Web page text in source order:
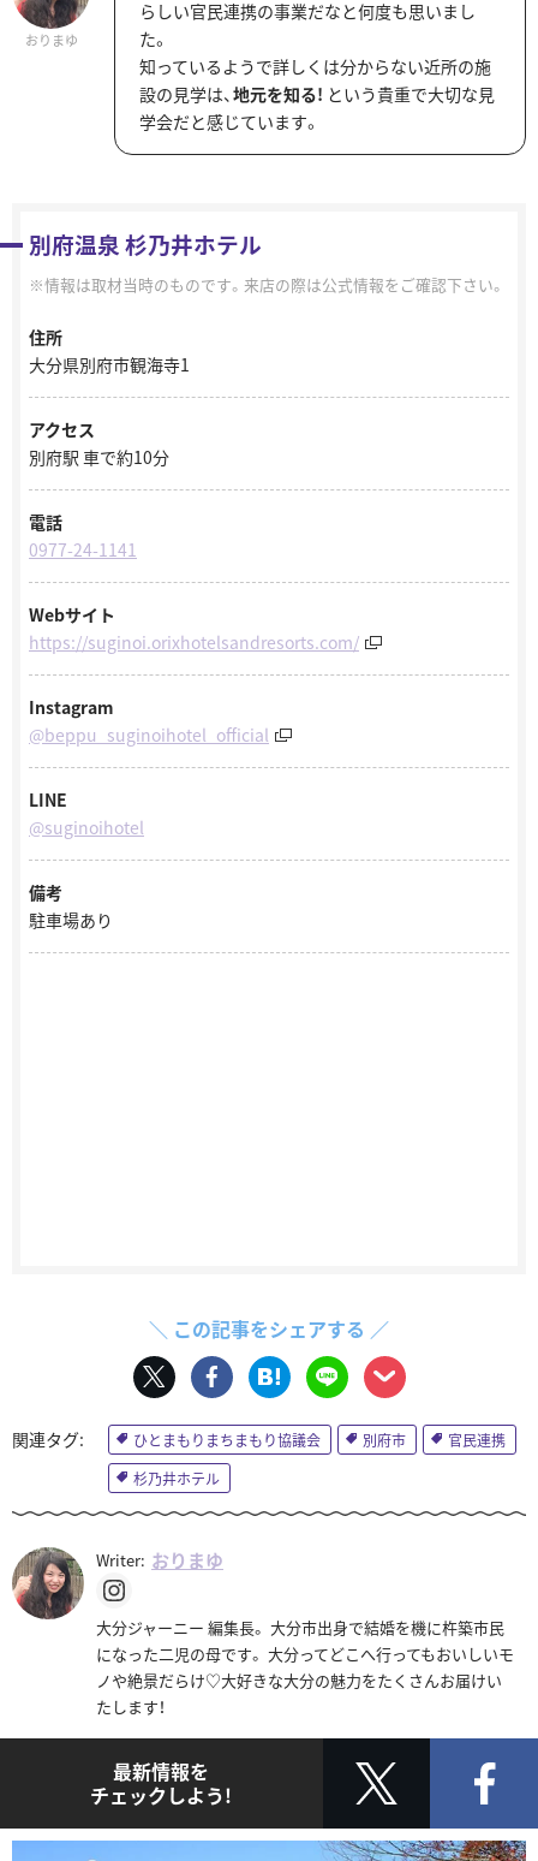
おりまゆ
らしい官民連携の事業だなと何度も思いまし
た。
知っているようで詳しくは分からない近所の施
設の見学は、 地元を知る! という貴重で大切な見
学会だと感じています。
別府温泉 杉乃井ホテル
情報は取材当時のものです。来店の際は公式情報をご確認下さい。
住所
大分県別府市観海寺1
アクセス
別府駅 車で約10分
電話
0977-24-1141
Webサイト
https://suginoi.orixhotelsandresorts.com/
Instagram
@beppu_suginoihotel_official
LINE
@suginoihotel
備考
駐車場あり
＼ この記事をシェアする ／
ひとまもりまちまもり協議会 別府市
官民連携
杉乃井ホテル
Writer: おりまゆ
大分ジャーニー 編集長。 大分市出身で結婚を機に杵築市民
になった二児の母です。 大分ってどこへ行ってもおいしいモ
ノや絶景だらけ♡大好きな大分の魅力をたくさんお届けい
たします！
最新情報を
チェックしよう!